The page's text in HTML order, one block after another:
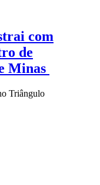
com
de
Minas
Triângulo